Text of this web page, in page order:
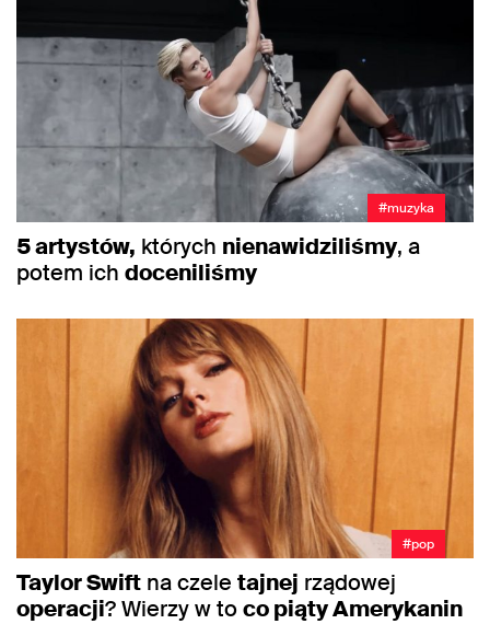
#muzyka
5 artystów, których nienawidziliśmy, a
potem ich doceniliśmy
#pop
Taylor Swift na czele tajnej rządowej
operacji? Wierzy w toco piąty Amerykanin